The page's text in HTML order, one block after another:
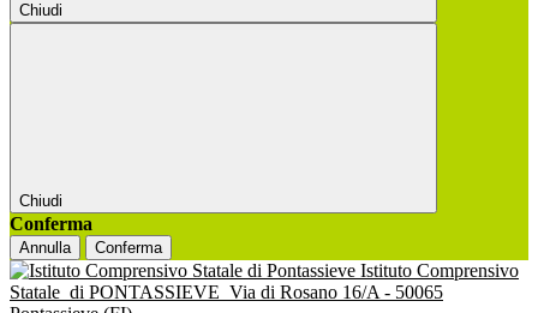
Chiudi
Chiudi
Conferma
Annulla Conferma
Istituto Comprensivo
Statale di PONTASSIEVE Via di Rosano 16/A - 50065